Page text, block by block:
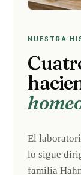
NUESTRA
El
lo sigue
familia